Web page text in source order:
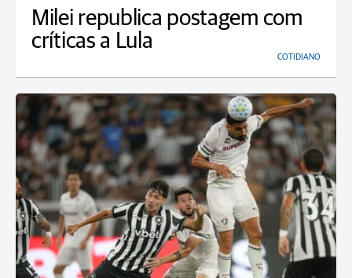
Milei republica postagem com
críticas a Lula
COTIDIANO